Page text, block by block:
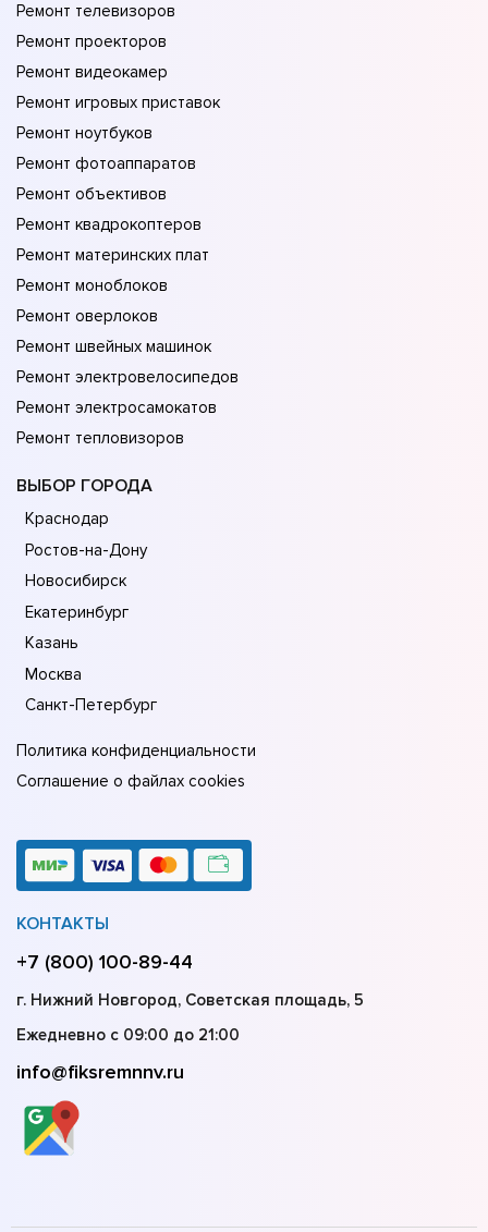
Ремонт телевизоров
Ремонт проекторов
Ремонт видеокамер
Ремонт игровых приставок
Ремонт ноутбуков
Ремонт фотоаппаратов
Ремонт объективов
Ремонт квадрокоптеров
Ремонт материнских плат
Ремонт моноблоков
Ремонт оверлоков
Ремонт швейных машинок
Ремонт электровелосипедов
Ремонт электросамокатов
Ремонт тепловизоров
ВЫБОР ГОРОДА
Краснодар
Ростов-на-Дону
Новосибирск
Екатеринбург
Казань
Москва
Санкт-Петербург
Политика конфиденциальности
Соглашение о файлах cookies
КОНТАКТЫ
+7 (800) 100-89-44
г. Нижний Новгород, Советская площадь, 5
Ежедневно с 09:00 до 21:00
info@fiksremnnv.ru